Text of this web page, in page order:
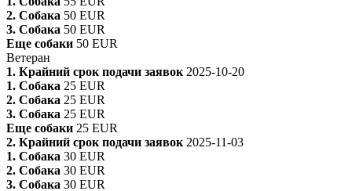
2. Собака 50 EUR
3. Собака 50 EUR
Еще собаки 50 EUR
Ветеран
1. Крайний срок подачи заявок 2025-10-20
1. Собака 25 EUR
2. Собака 25 EUR
3. Собака 25 EUR
Еще собаки 25 EUR
2. Крайний срок подачи заявок 2025-11-03
1. Собака 30 EUR
2. Собака 30 EUR
3. Собака 30 EUR